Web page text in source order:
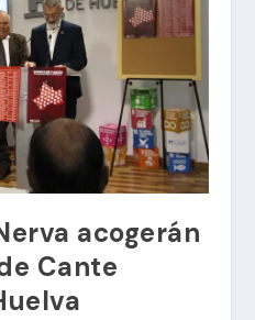
acogerán
Cante